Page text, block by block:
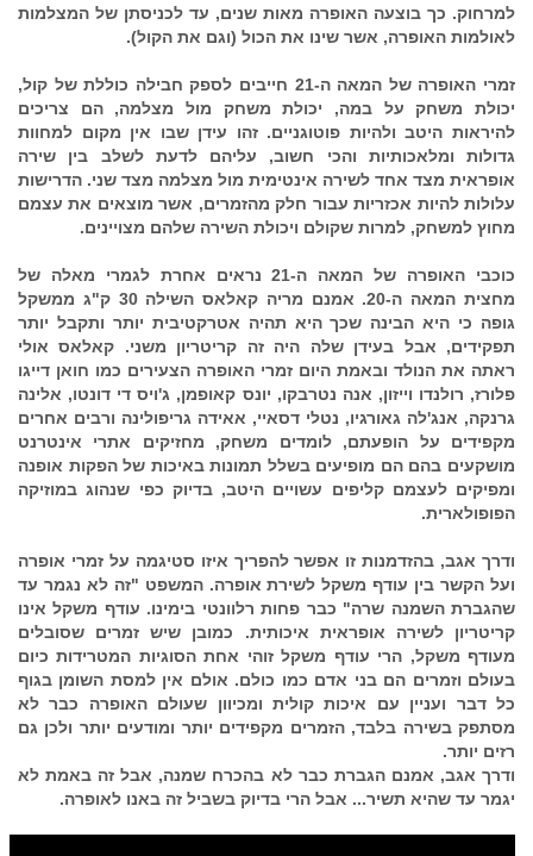
למרחוק. כך בוצעה האופרה מאות שנים, עד לכניסתן של המצלמות
לאולמות האופרה, אשר שינו את הכול (וגם את הקול).
זמרי האופרה של המאה ה-21 חייבים לספק חבילה כוללת של קול,
יכולת משחק על במה, יכולת משחק מול מצלמה, הם צריכים
להיראות היטב ולהיות פוטוגניים. זהו עידן שבו אין מקום למחוות
גדולות ומלאכותיות והכי חשוב, עליהם לדעת לשלב בין שירה
אופראית מצד אחד לשירה אינטימית מול מצלמה מצד שני. הדרישות
עלולות להיות אכזריות עבור חלק מהזמרים, אשר מוצאים את עצמם
מחוץ למשחק, למרות שקולם ויכולת השירה שלהם מצויינים.
כוכבי האופרה של המאה ה-21 נראים אחרת לגמרי מאלה של
מחצית המאה ה-20. אמנם מריה קאלאס השילה 30 ק"ג ממשקל
גופה כי היא הבינה שכך היא תהיה אטרקטיבית יותר ותקבל יותר
תפקידים, אבל בעידן שלה היה זה קריטריון משני. קאלאס אולי
ראתה את הנולד ובאמת היום זמרי האופרה הצעירים כמו חואן דייגו
פלורז, רולנדו וייזון, אנה נטרבקו, יונס קאופמן, ג'ויס די דונטו, אלינה
גרנקה, אנג'לה גאורגיו, נטלי דסאיי, אאידה גריפולינה ורבים אחרים
מקפידים על הופעתם, לומדים משחק, מחזיקים אתרי אינטרנט
מושקעים בהם הם מופיעים בשלל תמונות באיכות של הפקות אופנה
ומפיקים לעצמם קליפים עשויים היטב, בדיוק כפי שנהוג במוזיקה
הפופולארית.
ודרך אגב, בהזדמנות זו אפשר להפריך איזו סטיגמה על זמרי אופרה
ועל הקשר בין עודף משקל לשירת אופרה. המשפט "זה לא נגמר עד
שהגברת השמנה שרה" כבר פחות רלוונטי בימינו. עודף משקל אינו
קריטריון לשירה אופראית איכותית. כמובן שיש זמרים שסובלים
מעודף משקל, הרי עודף משקל זוהי אחת הסוגיות המטרידות כיום
בעולם וזמרים הם בני אדם כמו כולם. אולם אין למסת השומן בגוף
כל דבר ועניין עם איכות קולית ומכיוון שעולם האופרה כבר לא
מסתפק בשירה בלבד, הזמרים מקפידים יותר ומודעים יותר ולכן גם
רזים יותר.
ודרך אגב, אמנם הגברת כבר לא בהכרח שמנה, אבל זה באמת לא
יגמר עד שהיא תשיר... אבל הרי בדיוק בשביל זה באנו לאופרה.